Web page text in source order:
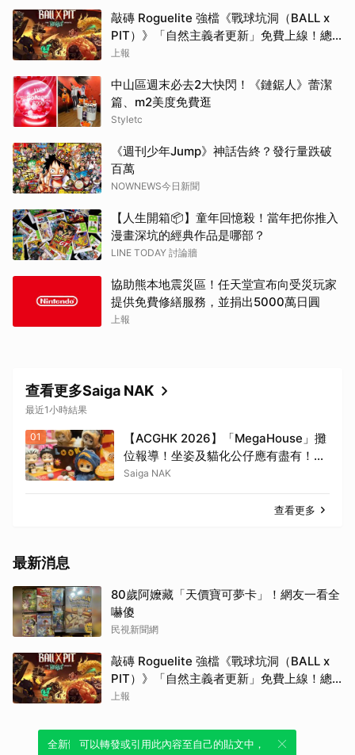
敲磚 Roguelite 強檔《戰球坑洞（BALL x
PIT）》「自然主義者更新」免費上線！總
銷量突破 200 萬份，遊戲史低 66 折熱銷中
上報
中山區週末必去2大快閃！《鏈鋸人》蕾潔
篇、m2美度免費逛
Styletc
《週刊少年Jump》神話告終？發行量跌破
百萬
NOWNEWS今日新聞
【人生開箱📦】童年回憶殺！當年把你推入
漫畫深坑的經典作品是哪部？
LINE TODAY 討論牆
協助熊本地震災區！任天堂宣布向受災玩家
提供免費修繕服務，並捐出5000萬日圓
上報
查看更多Saiga NAK
最近1小時結果
01
【ACGHK 2026】「MegaHouse」攤
位報導！坐姿及貓化公仔應有盡有！
「火影忍者」「咒術迴戰」等
Saiga NAK
查看更多
最新消息
80歲阿嬤藏「天價寶可夢卡」！網友一看全
嚇傻
民視新聞網
敲磚 Roguelite 強檔《戰球坑洞（BALL x
PIT）》「自然主義者更新」免費上線！總
銷量突破 200 萬份，遊戲史低 66 折熱銷中
上報
全新體驗！一鍵引用此內容，透過發布貼
可以轉發或引用此內容至自己的貼文中，